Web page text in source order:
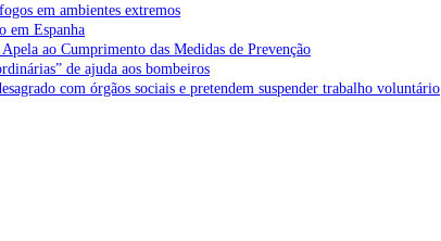
em ambientes extremos
em Espanha
ao Cumprimento das Medidas de Prevenção
de ajuda aos bombeiros
com órgãos sociais e pretendem suspender trabalho voluntário